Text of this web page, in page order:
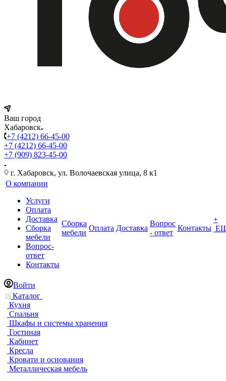
Ваш город
Хабаровск
+7 (4212) 66-45-00
+7 (4212) 66-45-00
+7 (909) 823-45-00
г. Хабаровск, ул. Волочаевская улица, 8 к1
О компании
Услуги
Оплата
Доставка
Сборка
мебели
Вопрос-
ответ
Контакты
Сборка
мебели
Оплата Доставка
Вопрос
- ответ
Контакты
+
Войти
Каталог
Кухня
Спальня
Шкафы и системы хранения
Гостиная
Кабинет
Кресла
Кровати и основания
Металлическая мебель